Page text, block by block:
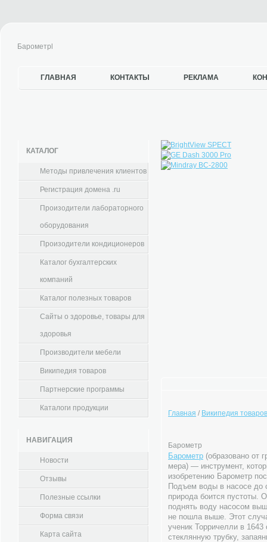
Барометрl
ГЛАВНАЯ КОНТАКТЫ РЕКЛАМА
КАТАЛОГ
Методы привлечения клиентов
Регистрация домена .ru
Произодители лабораторного
оборудования
Произодители кондиционеров
Каталог бухгалтерских
компаний
Каталог полезных товаров
Сайты о здоровье, товары для
здоровья
Производители мебели
Википедия товаров
Партнерские программы
Каталоги продукции
НАВИГАЦИЯ
Новости
Отзывы
Полезные ссылки
Форма связи
Карта сайта
Главная / Википедия товаров
Барометр
Барометр (образовано от
мера) — инструмент,
изобретению Барометр
Подъем воды в насосе до
природа боится пустоты.
поднять воду насосом
не пошла выше. Этот
ученик Торричелли в
стеклянную трубку,